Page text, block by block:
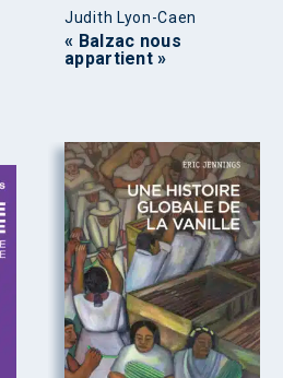
Judith Lyon-Caen
« Balzac nous
appartient »